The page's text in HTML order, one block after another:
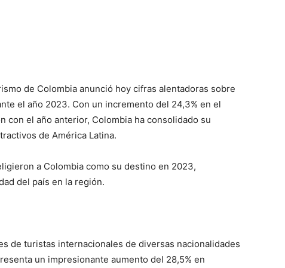
de Colombia anunció hoy cifras alentadoras sobre
el año 2023. Con un incremento del 24,3% en el
con el año anterior, Colombia ha consolidado su
de América Latina.
a Colombia como su destino en 2023,
del país en la región.
de turistas internacionales de diversas nacionalidades
un impresionante aumento del 28,5% en